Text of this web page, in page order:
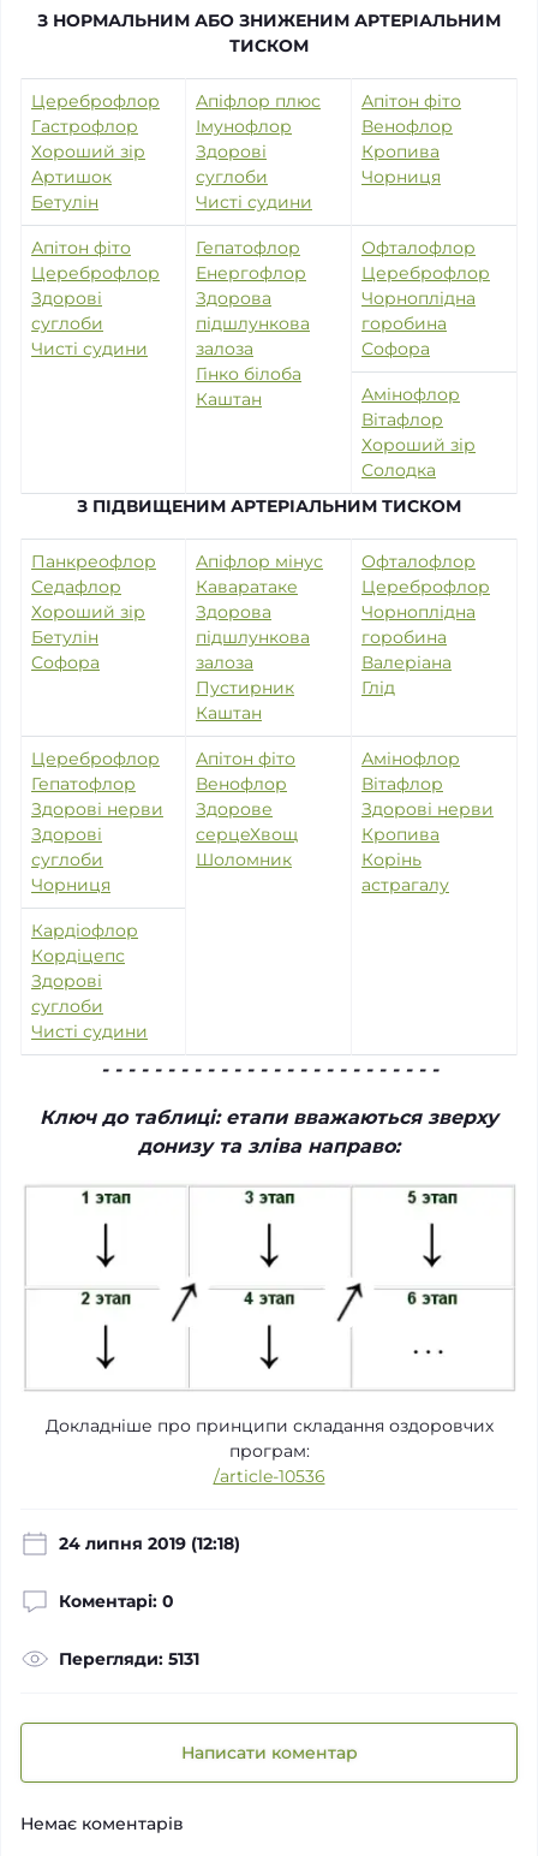
З НОРМАЛЬНИМ АБО ЗНИЖЕНИМ АРТЕРІАЛЬНИМ
ТИСКОМ
Цереброфлор
Гастрофлор
Хороший зір
Артишок
Бетулін
Апіфлор плюс
Імунофлор
Здорові
суглоби
Чисті судини
Апітон фіто
Венофлор
Кропива
Чорниця
Апітон фіто
Цереброфлор
Здорові
суглоби
Чисті судини
Гепатофлор
Енергофлор
Здорова
підшлункова
залоза
Гінко білоба
Каштан
Офталофлор
Цереброфлор
Чорноплідна
горобина
Софора
Амінофлор
Вітафлор
Хороший зір
Солодка
З ПІДВИЩЕНИМ АРТЕРІАЛЬНИМ ТИСКОМ
Панкреофлор
Седафлор
Хороший зір
Бетулін
Софора
Апіфлор мінус
Каваратаке
Здорова
підшлункова
залоза
Пустирник
Каштан
Офталофлор
Цереброфлор
Чорноплідна
горобина
Валеріана
Глід
Цереброфлор
Гепатофлор
Здорові нерви
Здорові
суглоби
Чорниця
Апітон фіто
Венофлор
Здорове
серцеХвощ
Шоломник
Амінофлор
Вітафлор
Здорові нерви
Кропива
Корінь
астрагалу
Кардіофлор
Кордіцепс
Здорові
суглоби
Чисті судини
- - - - - - - - - - - - - - - - - - - - - - - - - -
Ключ до таблиці: етапи вважаються зверху
донизу та зліва направо:
Докладніше про принципи складання оздоровчих
програм:
/article-10536
24 липня 2019 (12:18)
Коментарі: 0
Перегляди: 5131
Написати коментар
Немає коментарів